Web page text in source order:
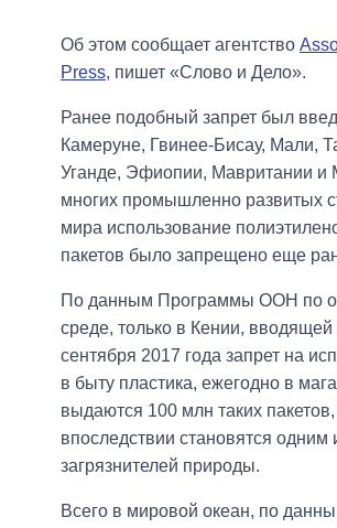
Об этом сообщает агентство
Press, пишет «Слово и Дело».
Ранее подобный запрет был
Камеруне, Гвинее-Бисау, Мали,
Уганде, Эфиопии, Мавритании и
многих промышленно развитых
мира использование
пакетов было запрещено еще
По данным Программы ООН по
среде, только в Кении, вводящей
сентября 2017 года запрет на
в быту пластика, ежегодно в
выдаются 100 млн таких
впоследствии становятся одним
загрязнителей природы.
Всего в мировой океан, по